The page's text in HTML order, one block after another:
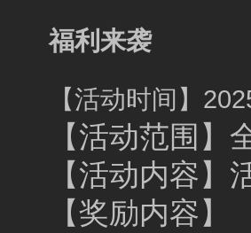
福利来袭
【活动时间】
【活动范围】
【活动内容
【奖励内容】